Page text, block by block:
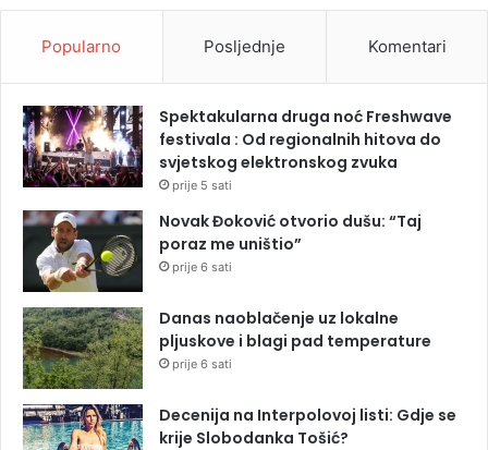
Popularno Posljednje Komentari
Spektakularna druga noć Freshwave
festivala : Od regionalnih hitova do
svjetskog elektronskog zvuka
prije 5 sati
Novak Đoković otvorio dušu: “Taj
poraz me uništio”
prije 6 sati
Danas naoblačenje uz lokalne
pljuskove i blagi pad temperature
prije 6 sati
Decenija na Interpolovoj listi: Gdje se
krije Slobodanka Tošić?